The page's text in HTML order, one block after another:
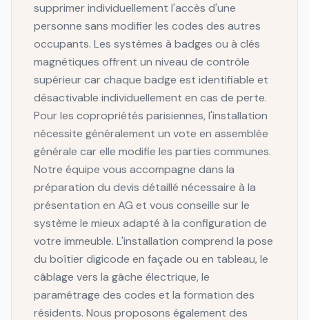
supprimer individuellement l'accès d'une
personne sans modifier les codes des autres
occupants. Les systèmes à badges ou à clés
magnétiques offrent un niveau de contrôle
supérieur car chaque badge est identifiable et
désactivable individuellement en cas de perte.
Pour les copropriétés parisiennes, l'installation
nécessite généralement un vote en assemblée
générale car elle modifie les parties communes.
Notre équipe vous accompagne dans la
préparation du devis détaillé nécessaire à la
présentation en AG et vous conseille sur le
système le mieux adapté à la configuration de
votre immeuble. L'installation comprend la pose
du boîtier digicode en façade ou en tableau, le
câblage vers la gâche électrique, le
paramétrage des codes et la formation des
résidents. Nous proposons également des